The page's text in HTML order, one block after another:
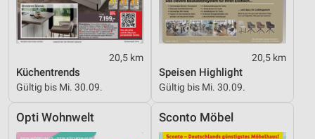
20,5 km
Küchentrends
Gültig bis Mi. 30.09.
20,5 km
Speisen Highlight
Gültig bis Mi. 30.09.
Opti Wohnwelt Sconto Möbel